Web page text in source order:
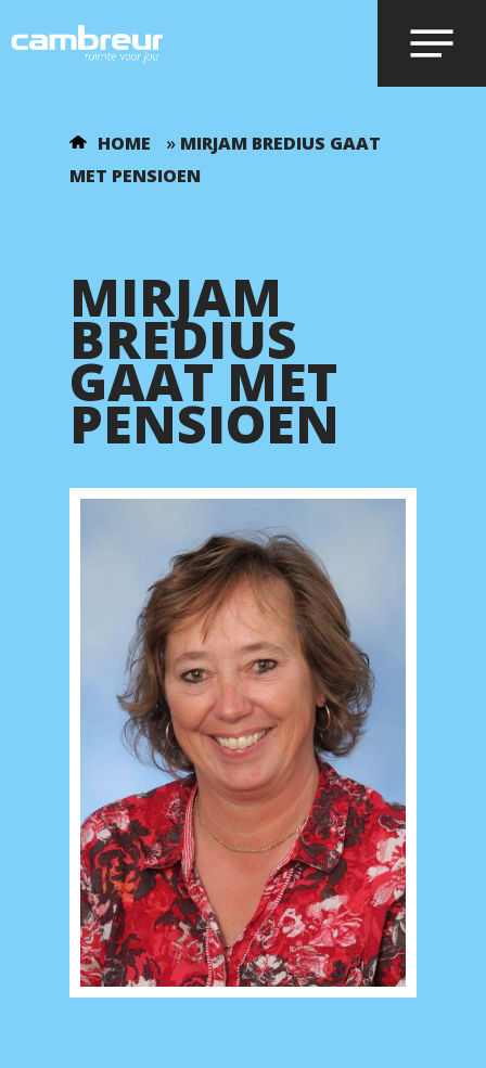
Voer je zoekopdracht in en druk op
HOME » MIRJAM BREDIUS GAAT
MET PENSIOEN
MIRJAM
BREDIUS
GAAT MET
PENSIOEN